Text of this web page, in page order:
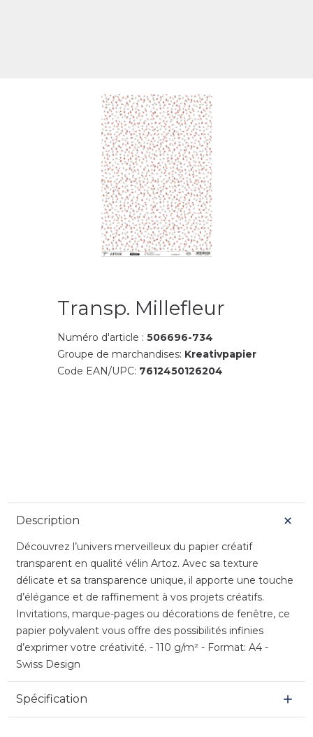
Transp. Millefleur
Numéro d'article : 506696-734
Groupe de marchandises: Kreativpapier
Code EAN/UPC: 7612450126204
Description
Découvrez l’univers merveilleux du papier créatif
transparent en qualité vélin Artoz. Avec sa texture
délicate et sa transparence unique, il apporte une touche
d’élégance et de raffinement à vos projets créatifs.
Invitations, marque-pages ou décorations de fenêtre, ce
papier polyvalent vous offre des possibilités infinies
d’exprimer votre créativité. - 110 g/m² - Format: A4 -
Swiss Design
Spécification